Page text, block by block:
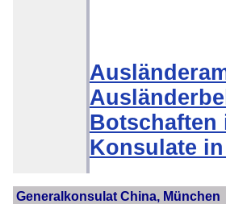
Botschaften
Konsulate
Generalkonsulat China, München